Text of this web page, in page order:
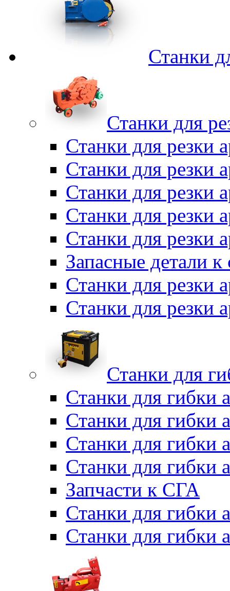
Станки
Станки для
Станки для резки
Станки для резки
Станки для резки
Станки для резки
Станки для резки
Запасные детали к
Станки для резки
Станки для резки
Станки для
Станки для гибки
Станки для гибки
Станки для гибки
Станки для гибки
Запчасти к СГА
Станки для гибки
Станки для гибки